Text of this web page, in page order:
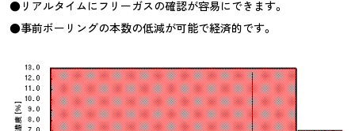
●リアルタイムにフリーガスの確認が容易にできます。
●事前ボーリングの本数の低減が可能で経済的です。